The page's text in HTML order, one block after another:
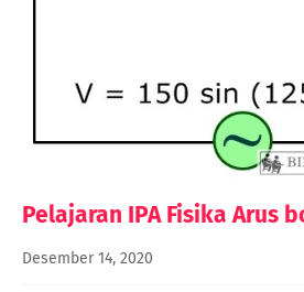
Pelajaran IPA Fisika Arus
Desember 14, 2020